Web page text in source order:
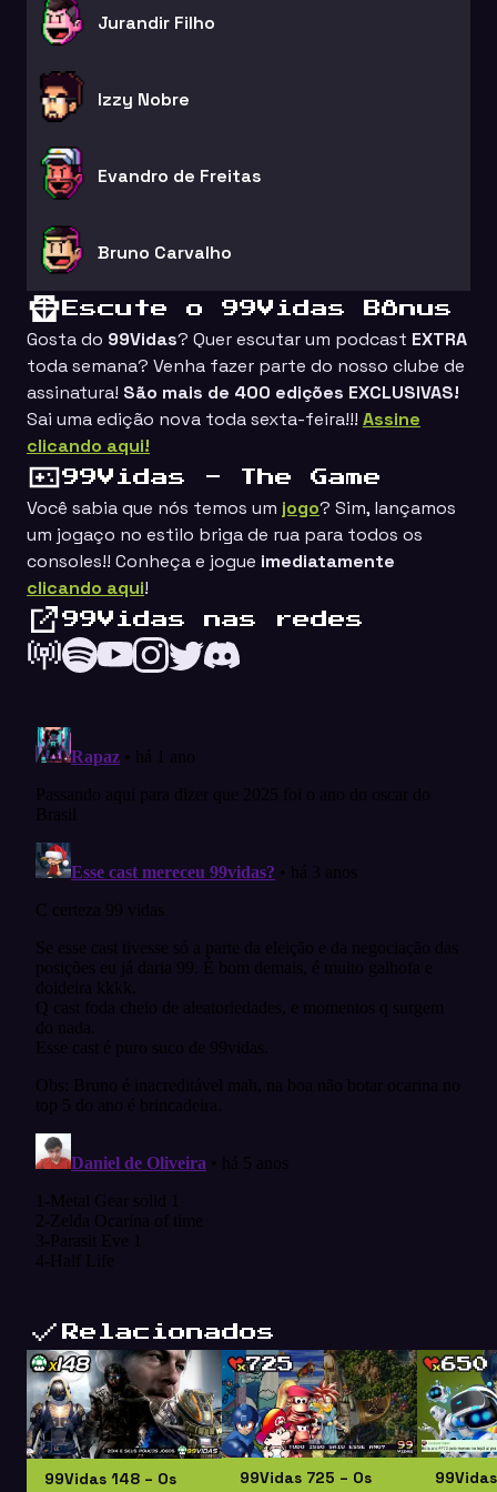
Jurandir Filho
Izzy Nobre
Evandro de Freitas
Bruno Carvalho
Escute o 99Vidas Bônus
Gosta do 99Vidas? Quer escutar um podcast EXTRA
toda semana? Venha fazer parte do nosso clube de
assinatura! São mais de 400 edições EXCLUSIVAS!
Sai uma edição nova toda sexta-feira!!! Assine
clicando aqui!
99Vidas - The Game
Você sabia que nós temos um jogo? Sim, lançamos
um jogaço no estilo briga de rua para todos os
consoles!! Conheça e jogue imediatamente
clicando aqui!
99Vidas nas redes
Relacionados
99Vidas 148 – Os
99Vidas 725 – Os